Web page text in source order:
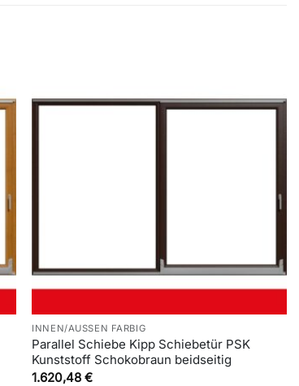
INNEN/AUSSEN FARBIG
Parallel Schiebe Kipp Schiebetür PSK
Kunststoff Schokobraun beidseitig
1.620,48€